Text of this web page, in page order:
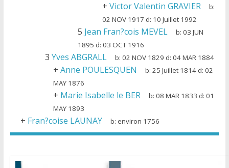
+ Victor Valentin GRAVIER
b:
02 NOV 1917 d: 10 Juillet 1992
5 Jean Fran?cois MEVEL b:03 JUN
1895 d: 03 OCT 1916
3 Yves ABGRALL b:02 NOV 1829 d:04 MAR 1884
+ Anne POULESQUEN b:25 Juillet 1814 d:02
MAY 1876
+ Marie Isabelle le BER b:08 MAR 1833 d:01
MAY 1893
+ Fran?coise LAUNAY b:environ 1756